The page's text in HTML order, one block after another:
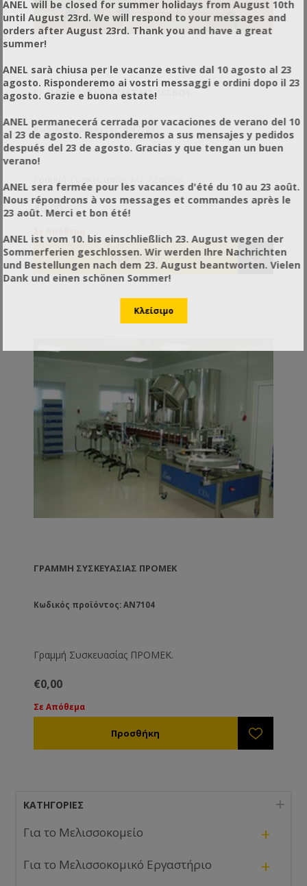
ΓΡΑΜΜΉ ΣΥΣΚΕΥΑΣΊΑΣ ΜΣ ΛΈΣΒΟΥ
Κωδικός προϊόντος: AN7103
€0,00
ΓΡΑΜΜΉ ΣΥΣΚΕΥΑΣΊΑΣ ΠΡΟΜΕΚ
Κωδικός προϊόντος: AN7104
Γραμμή Συσκευασίας ΠΡΟΜΕΚ.
€0,00
Σε Απόθεμα
ΚΑΤΗΓΟΡΊΕΣ
Για το Μελισσοκομείο +
Για το Μελισσοκομικό Εργαστήριο +
ANEL will be closed for summer holidays from August 10th
until August 23rd. We will respond to your messages and
orders after August 23rd. Thank you and have a great
summer!
ANEL sarà chiusa per le vacanze estive dal 10 agosto al 23
agosto. Risponderemo ai vostri messaggi e ordini dopo il 23
agosto. Grazie e buona estate!
ANEL permanecerá cerrada por vacaciones de verano del 10
al 23 de agosto. Responderemos a sus mensajes y pedidos
después del 23 de agosto. Gracias y que tengan un buen
verano!
ANEL sera fermée pour les vacances d'été du 10 au 23 août.
Nous répondrons à vos messages et commandes après le
23 août. Merci et bon été!
ANEL ist vom 10. bis einschließlich 23. August wegen der
Sommerferien geschlossen. Wir werden Ihre Nachrichten
und Bestellungen nach dem 23. August beantworten. Vielen
Dank und einen schönen Sommer!